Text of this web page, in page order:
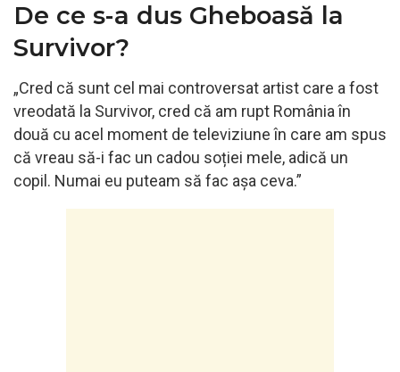
De ce s-a dus Gheboasă la
Survivor?
„Cred că sunt cel mai controversat artist care a fost
vreodată la Survivor, cred că am rupt România în
două cu acel moment de televiziune în care am spus
că vreau să-i fac un cadou soției mele, adică un
copil. Numai eu puteam să fac așa ceva.”